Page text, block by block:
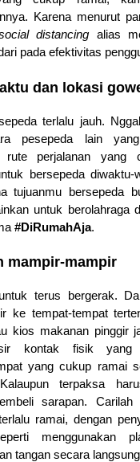
Karena menurut
distancing alias
pada efektivitas
dan lokasi
terlalu jauh.
pesepeda lain
rute perjalanan yang
bersepeda
tujuanmu bersepeda
untuk berolahraga
#DiRumahAja.
mampir-mampir
terus bergerak.
ke tempat-tempat
kios makanan pinggir
kontak fisik yang
yang cukup ramai
terpaksa
sarapan. Carilah
ramai, dengan
menggunakan
tangan secara